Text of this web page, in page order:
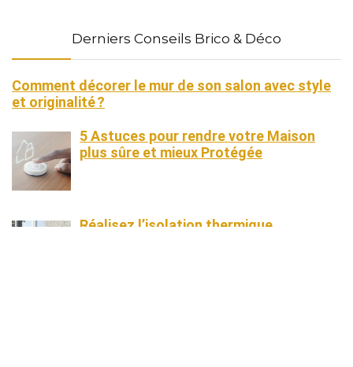
Derniers Conseils Brico & Déco
Comment décorer le mur de son salon avec style
et originalité ?
5 Astuces pour rendre votre Maison
plus sûre et mieux Protégée
Réalisez l’isolation thermique